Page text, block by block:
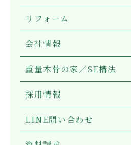
リフォーム
会社情報
重量木骨の家／SE構法
採用情報
LINE問い合わせ